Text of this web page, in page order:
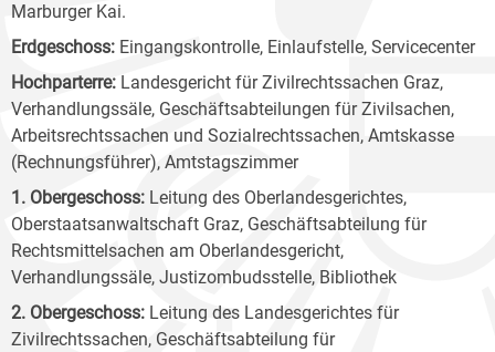
Marburger Kai.
Erdgeschoss: Eingangskontrolle, Einlaufstelle, Servicecenter
Hochparterre: Landesgericht für Zivilrechtssachen Graz,
Verhandlungssäle, Geschäftsabteilungen für Zivilsachen,
Arbeitsrechtssachen und Sozialrechtssachen, Amtskasse
(Rechnungsführer), Amtstagszimmer
1. Obergeschoss: Leitung des Oberlandesgerichtes,
Oberstaatsanwaltschaft Graz, Geschäftsabteilung für
Rechtsmittelsachen am Oberlandesgericht,
Verhandlungssäle, Justizombudsstelle, Bibliothek
2. Obergeschoss: Leitung des Landesgerichtes für
Zivilrechtssachen, Geschäftsabteilung für